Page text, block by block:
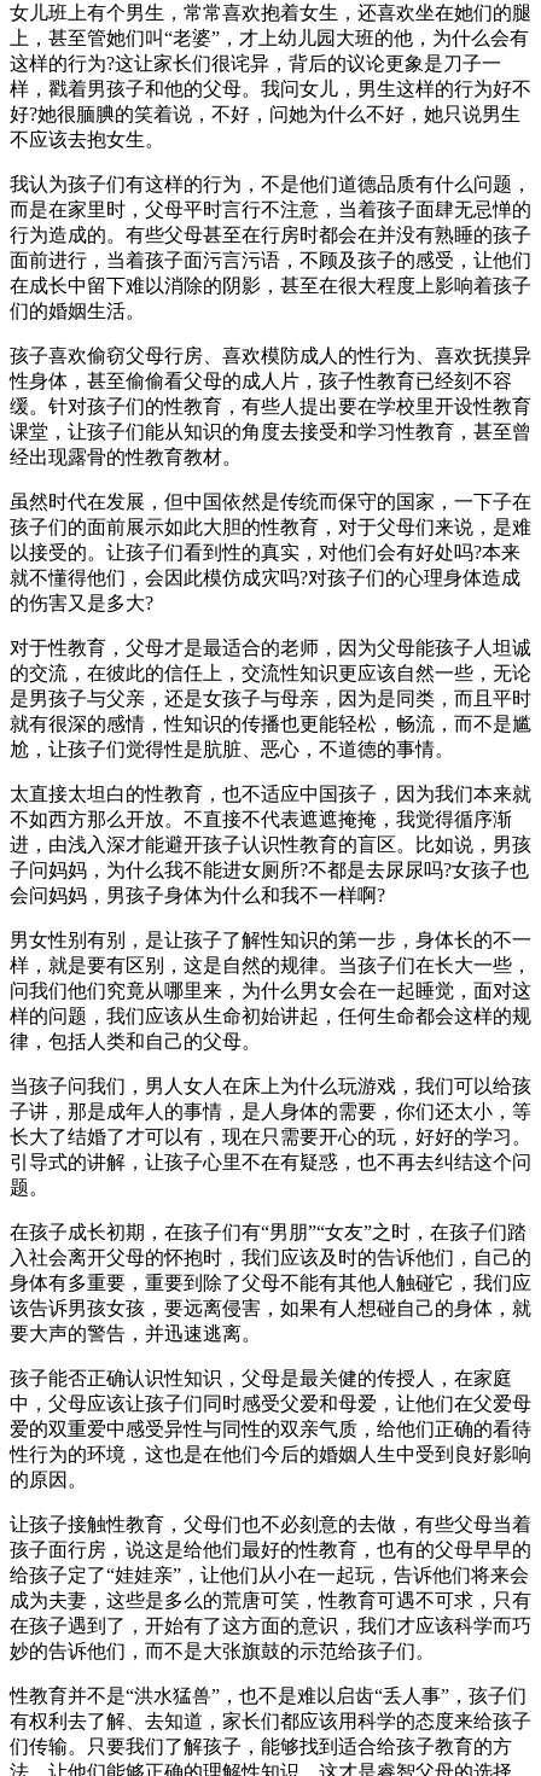
女儿班上有个男生，常常喜欢抱着女生，还喜欢坐在她们的腿
上，甚至管她们叫“老婆”，才上幼儿园大班的他，为什么会有
这样的行为?这让家长们很诧异，背后的议论更象是刀子一
样，戳着男孩子和他的父母。我问女儿，男生这样的行为好不
好?她很腼腆的笑着说，不好，问她为什么不好，她只说男生
不应该去抱女生。
我认为孩子们有这样的行为，不是他们道德品质有什么问题，
而是在家里时，父母平时言行不注意，当着孩子面肆无忌惮的
行为造成的。有些父母甚至在行房时都会在并没有熟睡的孩子
面前进行，当着孩子面污言污语，不顾及孩子的感受，让他们
在成长中留下难以消除的阴影，甚至在很大程度上影响着孩子
们的婚姻生活。
孩子喜欢偷窃父母行房、喜欢模防成人的性行为、喜欢抚摸异
性身体，甚至偷偷看父母的成人片，孩子性教育已经刻不容
缓。针对孩子们的性教育，有些人提出要在学校里开设性教育
课堂，让孩子们能从知识的角度去接受和学习性教育，甚至曾
经出现露骨的性教育教材。
虽然时代在发展，但中国依然是传统而保守的国家，一下子在
孩子们的面前展示如此大胆的性教育，对于父母们来说，是难
以接受的。让孩子们看到性的真实，对他们会有好处吗?本来
就不懂得他们，会因此模仿成灾吗?对孩子们的心理身体造成
的伤害又是多大?
对于性教育，父母才是最适合的老师，因为父母能孩子人坦诚
的交流，在彼此的信任上，交流性知识更应该自然一些，无论
是男孩子与父亲，还是女孩子与母亲，因为是同类，而且平时
就有很深的感情，性知识的传播也更能轻松，畅流，而不是尴
尬，让孩子们觉得性是肮脏、恶心，不道德的事情。
太直接太坦白的性教育，也不适应中国孩子，因为我们本来就
不如西方那么开放。不直接不代表遮遮掩掩，我觉得循序渐
进，由浅入深才能避开孩子认识性教育的盲区。比如说，男孩
子问妈妈，为什么我不能进女厕所?不都是去尿尿吗?女孩子也
会问妈妈，男孩子身体为什么和我不一样啊?
男女性别有别，是让孩子了解性知识的第一步，身体长的不一
样，就是要有区别，这是自然的规律。当孩子们在长大一些，
问我们他们究竟从哪里来，为什么男女会在一起睡觉，面对这
样的问题，我们应该从生命初始讲起，任何生命都会这样的规
律，包括人类和自己的父母。
当孩子问我们，男人女人在床上为什么玩游戏，我们可以给孩
子讲，那是成年人的事情，是人身体的需要，你们还太小，等
长大了结婚了才可以有，现在只需要开心的玩，好好的学习。
引导式的讲解，让孩子心里不在有疑惑，也不再去纠结这个问
题。
在孩子成长初期，在孩子们有“男朋”“女友”之时，在孩子们踏
入社会离开父母的怀抱时，我们应该及时的告诉他们，自己的
身体有多重要，重要到除了父母不能有其他人触碰它，我们应
该告诉男孩女孩，要远离侵害，如果有人想碰自己的身体，就
要大声的警告，并迅速逃离。
孩子能否正确认识性知识，父母是最关健的传授人，在家庭
中，父母应该让孩子们同时感受父爱和母爱，让他们在父爱母
爱的双重爱中感受异性与同性的双亲气质，给他们正确的看待
性行为的环境，这也是在他们今后的婚姻人生中受到良好影响
的原因。
让孩子接触性教育，父母们也不必刻意的去做，有些父母当着
孩子面行房，说这是给他们最好的性教育，也有的父母早早的
给孩子定了“娃娃亲”，让他们从小在一起玩，告诉他们将来会
成为夫妻，这些是多么的荒唐可笑，性教育可遇不可求，只有
在孩子遇到了，开始有了这方面的意识，我们才应该科学而巧
妙的告诉他们，而不是大张旗鼓的示范给孩子们。
性教育并不是“洪水猛兽”，也不是难以启齿“丢人事”，孩子们
有权利去了解、去知道，家长们都应该用科学的态度来给孩子
们传输。只要我们了解孩子，能够找到适合给孩子教育的方
法，让他们能够正确的理解性知识，这才是睿智父母的选择。